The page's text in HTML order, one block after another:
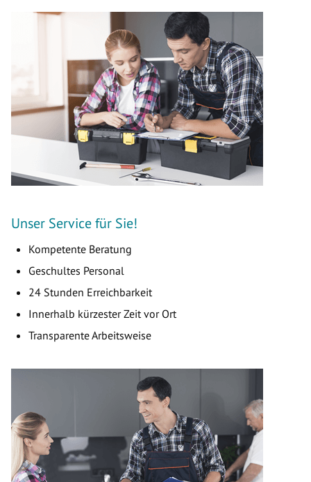
Unser Service für Sie!
Kompetente Beratung
Geschultes Personal
24 Stunden Erreichbarkeit
Innerhalb kürzester Zeit vor Ort
Transparente Arbeitsweise